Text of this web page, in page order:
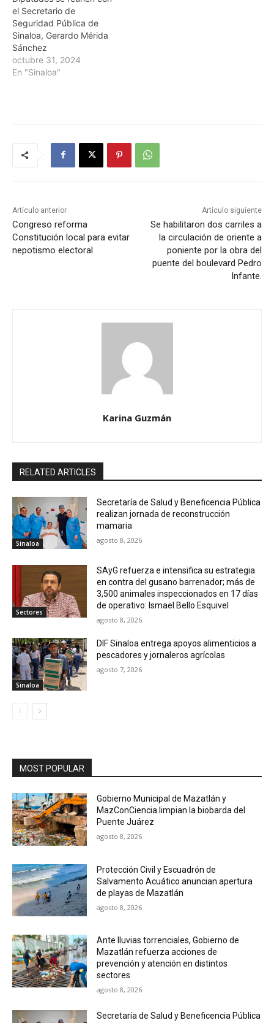
el Secretario de
Seguridad Pública de
Sinaloa, Gerardo Mérida
Sánchez
octubre 31, 2024
En "Sinaloa"
Artículo anterior
Congreso reforma
Constitución local para evitar
nepotismo electoral
Artículo siguiente
Se habilitaron dos carriles a
la circulación de oriente a
poniente por la obra del
puente del boulevard Pedro
Infante.
Karina Guzmán
RELATED ARTICLES
Sinaloa
Secretaría de Salud y Beneficencia Pública
realizan jornada de reconstrucción
mamaria
agosto 8, 2026
Sectores
SAyG refuerza e intensifica su estrategia
en contra del gusano barrenador; más de
3,500 animales inspeccionados en 17 días
de operativo: Ismael Bello Esquivel
agosto 8, 2026
Sinaloa
DIF Sinaloa entrega apoyos alimenticios a
pescadores y jornaleros agrícolas
agosto 7, 2026
MOST POPULAR
Gobierno Municipal de Mazatlán y
MazConCiencia limpian la biobarda del
Puente Juárez
agosto 8, 2026
Protección Civil y Escuadrón de
Salvamento Acuático anuncian apertura
de playas de Mazatlán
agosto 8, 2026
Ante lluvias torrenciales, Gobierno de
Mazatlán refuerza acciones de
prevención y atención en distintos
sectores
agosto 8, 2026
Secretaría de Salud y Beneficencia Pública